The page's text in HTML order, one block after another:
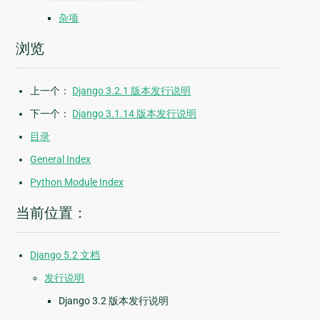
杂项
浏览
上一个： Django 3.2.1 版本发行说明
下一个： Django 3.1.14 版本发行说明
目录
General Index
Python Module Index
当前位置：
Django 5.2 文档
发行说明
Django 3.2 版本发行说明